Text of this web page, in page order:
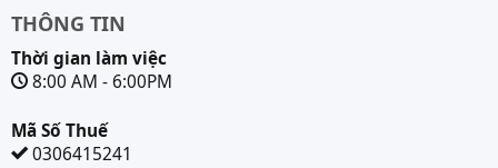
THÔNG TIN
Thời gian làm việc
8:00 AM - 6:00PM
Mã Số Thuế
0306415241